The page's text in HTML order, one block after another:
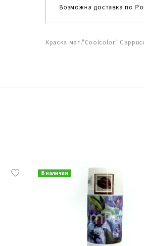
Возможна доставка по
Краска мат."Coolcolor"
В наличии